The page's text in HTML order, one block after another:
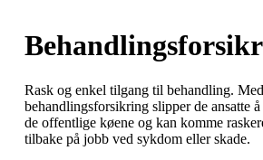
Rask og enkel tilgang til behandling. Med
behandlingsforsikring slipper de ansatte å
de offentlige køene og kan komme
tilbake på jobb ved sykdom eller skade.